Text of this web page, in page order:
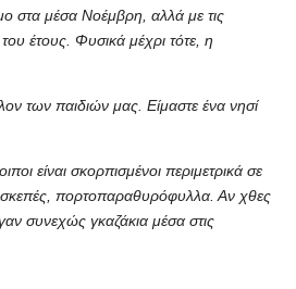
στα μέσα Νοέμβρη, αλλά με τις
του έτους. Φυσικά μέχρι τότε, η
των παιδιών μας. Είμαστε ένα νησί
είναι σκορπισμένοι περιμετρικά σε
σκεπές, πορτοπαραθυρόφυλλα. Αν χθες
συνεχώς γκαζάκια μέσα στις